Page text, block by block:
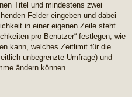
Titel und mindestens zwei
Felder eingeben und dabei
in einer eigenen Zeile steht.
pro Benutzer“ festlegen, wie
kann, welches Zeitlimit für die
unbegrenzte Umfrage) und
ändern können.